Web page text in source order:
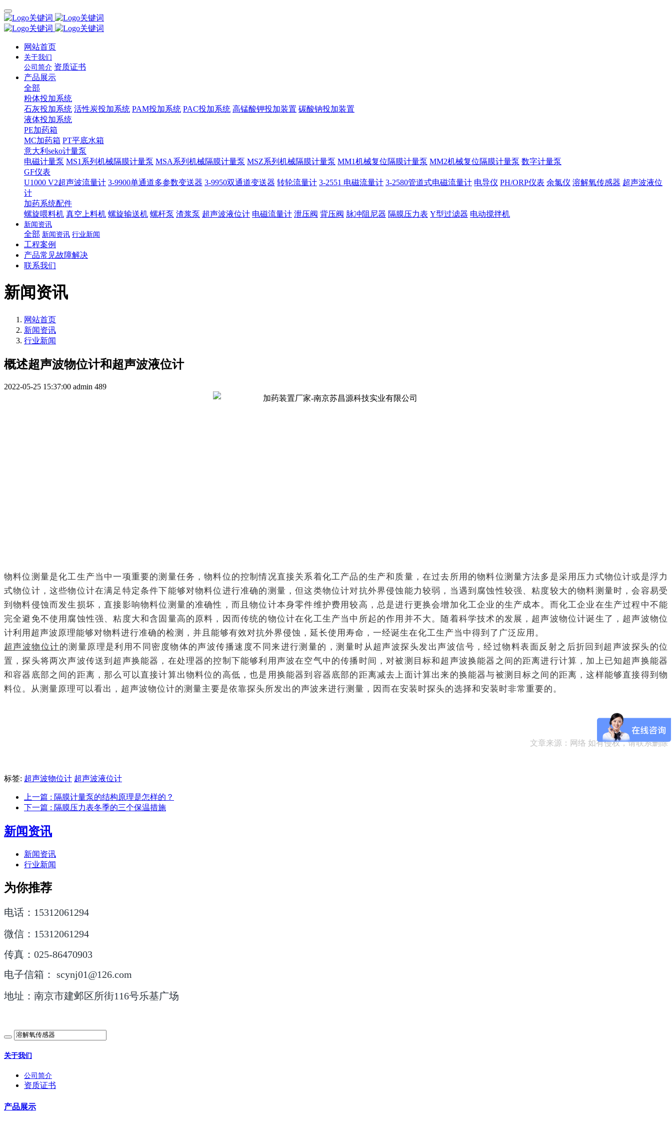
网站首页
关于我们
公司简介 资质证书
产品展示
全部
粉体投加系统
石灰投加系统 活性炭投加系统 PAM投加系统 PAC投加系统 高锰酸钾投加装置 碳酸钠投加装置
液体投加系统
PE加药箱
MC加药箱 PT平底水箱
意大利seko计量泵
电磁计量泵 MS1系列机械隔膜计量泵 MSA系列机械隔膜计量泵 MSZ系列机械隔膜计量泵 MM1机械复位隔膜计量泵 MM2机械复位隔膜计量泵 数字计量泵
GF仪表
U1000 V2超声波流量计 3-9900单通道多参数变送器 3-9950双通道变送器 转轮流量计 3-2551 电磁流量计 3-2580管道式电磁流量计 电导仪 PH/ORP仪表 余氯仪 溶解氧传感器 超声波液位
计
加药系统配件
螺旋喂料机 真空上料机 螺旋输送机 螺杆泵 渣浆泵 超声波液位计 电磁流量计 泄压阀 背压阀 脉冲阻尼器 隔膜压力表 Y型过滤器 电动搅拌机
新闻资讯
全部 新闻资讯 行业新闻
工程案例
产品常见故障解决
联系我们
新闻资讯
网站首页
新闻资讯
行业新闻
概述超声波物位计和超声波液位计
2022-05-25 15:37:00 admin 489
物料位测量是化工生产当中一项重要的测量任务，物料位的控制情况直接关系着化工产品的生产和质量，在过去所用的物料位测量方法多是采用压力式物位计或是浮力
式物位计，这些物位计在满足特定条件下能够对物料位进行准确的测量，但这类物位计对抗外界侵蚀能力较弱，当遇到腐蚀性较强、粘度较大的物料测量时，会容易受
到物料侵蚀而发生损坏，直接影响物料位测量的准确性，而且物位计本身零件维护费用较高，总是进行更换会增加化工企业的生产成本。而化工企业在生产过程中不能
完全避免不使用腐蚀性强、粘度大和含固量高的原料，因而传统的物位计在化工生产当中所起的作用并不大。随着科学技术的发展，超声波物位计诞生了，超声波物位
计利用超声波原理能够对物料进行准确的检测，并且能够有效对抗外界侵蚀，延长使用寿命，一经诞生在化工生产当中得到了广泛应用。
超声波物位计的测量原理是利用不同密度物体的声波传播速度不同来进行测量的，测量时从超声波探头发出声波信号，经过物料表面反射之后折回到超声波探头的位
置，探头将两次声波传送到超声换能器，在处理器的控制下能够利用声波在空气中的传播时间，对被测目标和超声波换能器之间的距离进行计算，加上已知超声换能器
和容器底部之间的距离，那么可以直接计算出物料位的高低，也是用换能器到容器底部的距离减去上面计算出来的换能器与被测目标之间的距离，这样能够直接得到物
料位。从测量原理可以看出，超声波物位计的测量主要是依靠探头所发出的声波来进行测量，因而在安装时探头的选择和安装时非常重要的。
文章来源：网络 如有侵权，请联系删除
标签: 超声波物位计 超声波液位计
上一篇 : 隔膜计量泵的结构原理是怎样的？
下一篇 : 隔膜压力表冬季的三个保温措施
新闻资讯
新闻资讯
行业新闻
为你推荐
电话：15312061294
微信：15312061294
传真：025-86470903
电子信箱： scynj01@126.com
地址：南京市建邺区所街116号乐基广场
关于我们
公司简介
资质证书
产品展示